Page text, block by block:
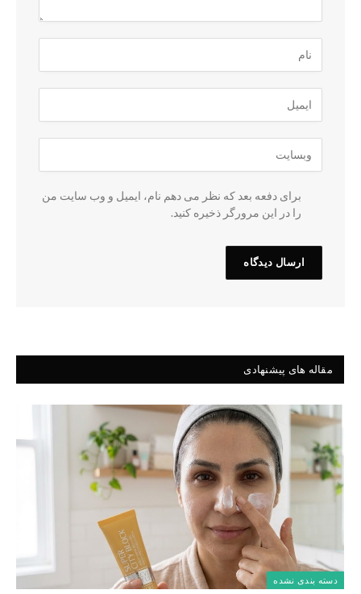
برای دفعه بعد که نظر می دهم نام، ایمیل و وب سایت من
را در این مرورگر ذخیره کنید.
مقاله های پیشنهادی
دسته بندی نشده